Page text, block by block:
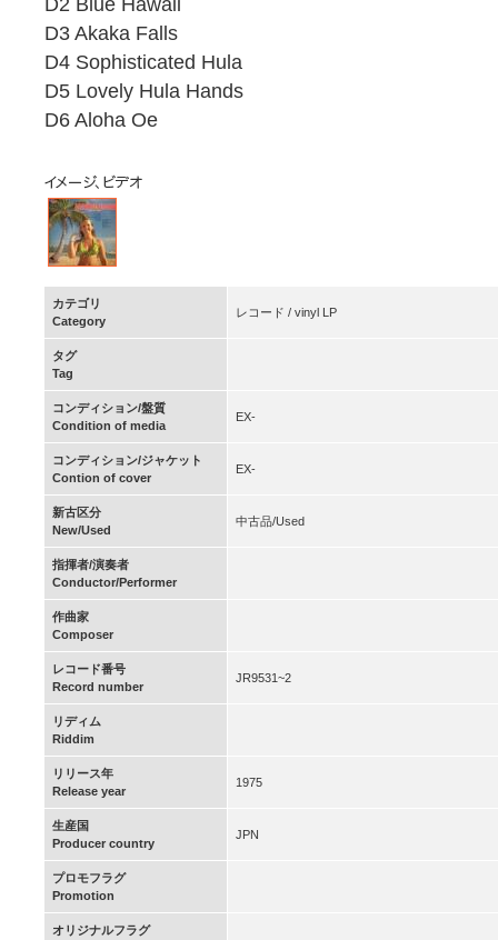
D2 Blue Hawaii
D3 Akaka Falls
D4 Sophisticated Hula
D5 Lovely Hula Hands
D6 Aloha Oe
カテゴリ
Category
レコード / vinyl LP
タグ
Tag
コンディション/盤質
Condition of media
EX-
コンディション/ジャケット
Contion of cover
EX-
新古区分
New/Used
中古品/Used
指揮者/演奏者
Conductor/Performer
作曲家
Composer
レコード番号
Record number
JR9531~2
リディム
Riddim
リリース年
Release year
1975
生産国
Producer country
JPN
プロモフラグ
Promotion
オリジナルフラグ